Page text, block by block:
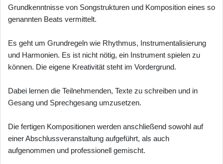
Grundkenntnisse von Songstrukturen und Komposition eines so
genannten Вeats vermittelt.
Es geht um Grundregeln wie Rhythmus, Instrumentalisierung
und Harmonien. Es ist nicht nötig, ein Instrument spielen zu
können. Die eigene Kreativität steht im Vordergrund.
Dabei lernen die Teilnehmenden, Texte zu schreiben und in
Gesang und Sprechgesang umzusetzen.
Die fertigen Kompositionen werden anschließend sowohl auf
einer Abschlussveranstaltung aufgeführt, als auch
aufgenommen und professionell gemischt.